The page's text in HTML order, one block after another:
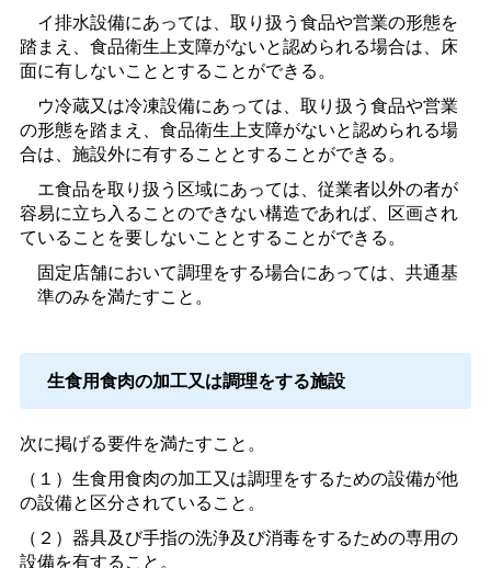
イ排水設備にあっては、取り扱う食品や営業の形態を
踏まえ、食品衛生上支障がないと認められる場合は、床
面に有しないこととすることができる。
ウ冷蔵又は冷凍設備にあっては、取り扱う食品や営業
の形態を踏まえ、食品衛生上支障がないと認められる場
合は、施設外に有することとすることができる。
エ食品を取り扱う区域にあっては、従業者以外の者が
容易に立ち入ることのできない構造であれば、区画され
ていることを要しないこととすることができる。
固定店舗において調理をする場合にあっては、共通基
準のみを満たすこと。
生食用食肉の加工又は調理をする施設
次に掲げる要件を満たすこと。
（１）生食用食肉の加工又は調理をするための設備が他
の設備と区分されていること。
（２）器具及び手指の洗浄及び消毒をするための専用の
設備を有すること。